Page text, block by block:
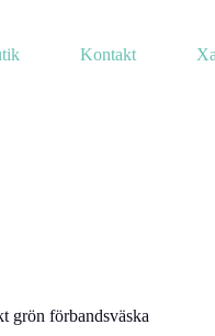
Kontakt
grön förbandsväska